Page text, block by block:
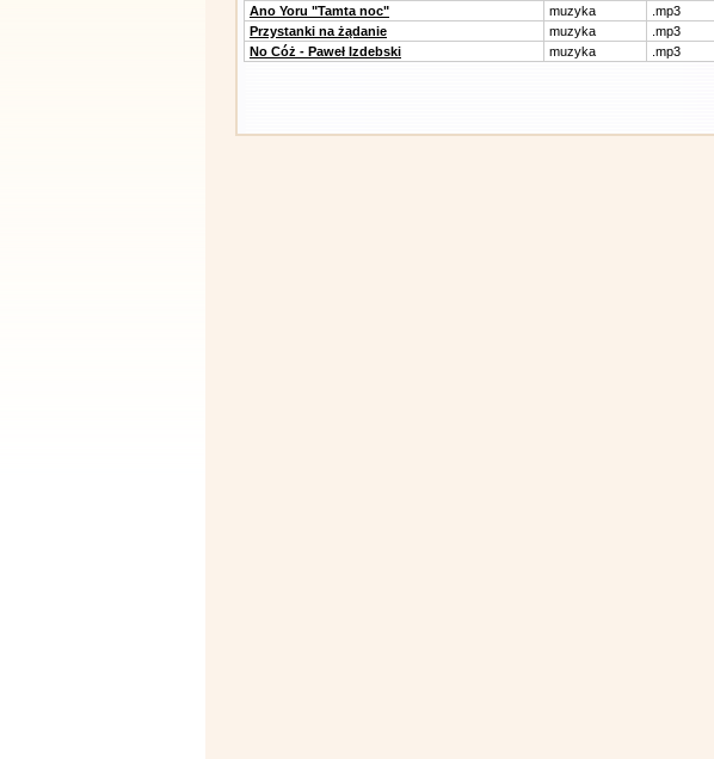
Ano Yoru "Tamta noc"
muzyka .mp3
Przystanki na żądanie
muzyka .mp3
No Cóż - Paweł Izdebski
muzyka .mp3